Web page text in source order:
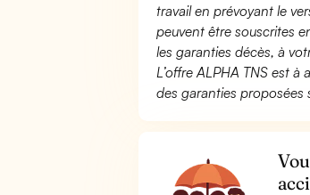
travail en prévoyant le
peuvent être souscrites
les garanties décès, à
L’offre ALPHA TNS est
des garanties proposées